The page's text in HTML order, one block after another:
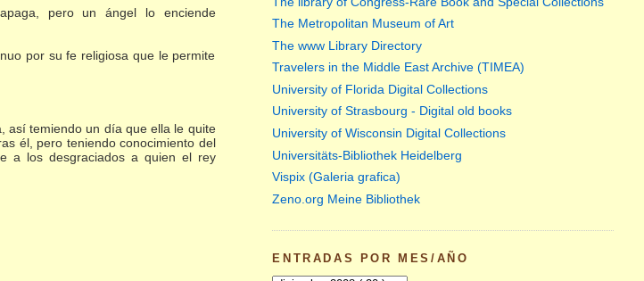
pero un ángel lo enciende
por su fe religiosa que le permite
así temiendo un día que ella le quite
él, pero teniendo conocimiento del
a los desgraciados a quien el rey
The Metropolitan Museum of Art
The www Library Directory
Travelers in the Middle East Archive (TIMEA)
University of Florida Digital Collections
University of Strasbourg - Digital old books
University of Wisconsin Digital Collections
Universitäts-Bibliothek Heidelberg
Vispix (Galeria grafica)
Zeno.org Meine Bibliothek
ENTRADAS POR MES/AÑO